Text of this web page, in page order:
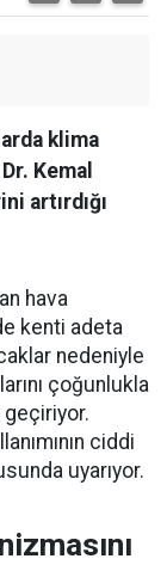
klima
Kemal
artırdığı
hava
kenti adeta
nedeniyle
çoğunlukla
geçiriyor.
ciddi
uyarıyor.